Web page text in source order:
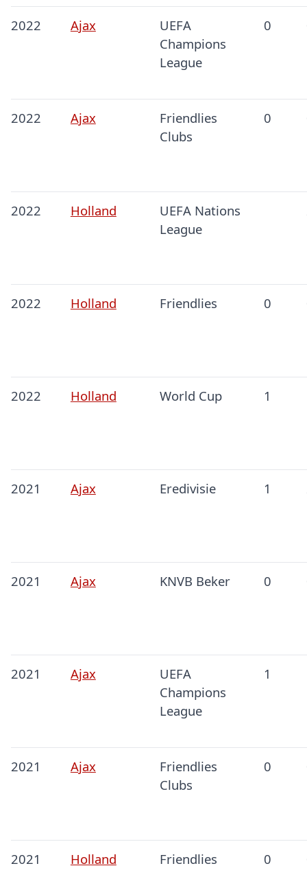
2022 Ajax
UEFA
Champions
League
0
2022 Ajax
Friendlies
Clubs
0
2022 Holland
UEFA Nations
League
2022 Holland Friendlies 0
2022 Holland World Cup 1
2021 Ajax Eredivisie 1
2021 Ajax KNVB Beker 0
2021 Ajax
UEFA
Champions
League
1
2021 Ajax
Friendlies
Clubs
0
2021 Holland Friendlies 0